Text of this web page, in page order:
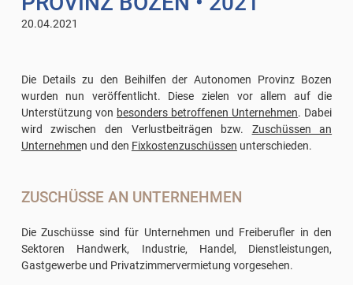
20.04.2021
Die Details zu den Beihilfen der Autonomen Provinz Bozen
wurden nun veröffentlicht. Diese zielen vor allem auf die
Unterstützung von besonders betroffenen Unternehmen. Dabei
wird zwischen den Verlustbeiträgen bzw. Zuschüssen an
Unternehmen und den Fixkostenzuschüssen unterschieden.
ZUSCHÜSSE AN UNTERNEHMEN
Die Zuschüsse sind für Unternehmen und Freiberufler in den
Sektoren Handwerk, Industrie, Handel, Dienstleistungen,
Gastgewerbe und Privatzimmervermietung vorgesehen.